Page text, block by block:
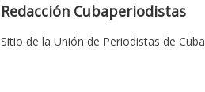
Redacción Cubaperiodistas
Sitio de la Unión de Periodistas de Cuba